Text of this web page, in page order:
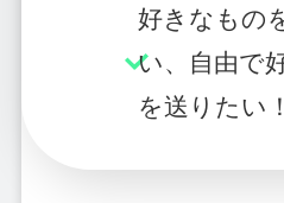
好きなもの
い、自由で
を送りたい！